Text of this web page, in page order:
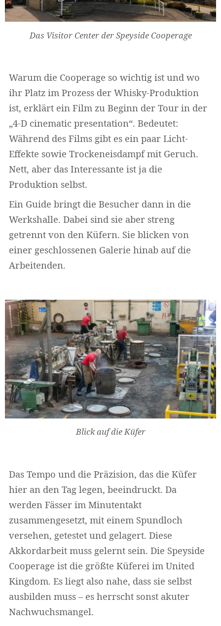
Das Visitor Center der Speyside Cooperage
Warum die Cooperage so wichtig ist und wo
ihr Platz im Prozess der Whisky-Produktion
ist, erklärt ein Film zu Beginn der Tour in der
„4-D cinematic presentation“. Bedeutet:
Während des Films gibt es ein paar Licht-
Effekte sowie Trockeneisdampf mit Geruch.
Nett, aber das Interessante ist ja die
Produktion selbst.
Ein Guide bringt die Besucher dann in die
Werkshalle. Dabei sind sie aber streng
getrennt von den Küfern. Sie blicken von
einer geschlossenen Galerie hinab auf die
Arbeitenden.
Blick auf die Küfer
Das Tempo und die Präzision, das die Küfer
hier an den Tag legen, beeindruckt. Da
werden Fässer im Minutentakt
zusammengesetzt, mit einem Spundloch
versehen, getestet und gelagert. Diese
Akkordarbeit muss gelernt sein. Die Speyside
Cooperage ist die größte Küferei im United
Kingdom. Es liegt also nahe, dass sie selbst
ausbilden muss – es herrscht sonst akuter
Nachwuchsmangel.